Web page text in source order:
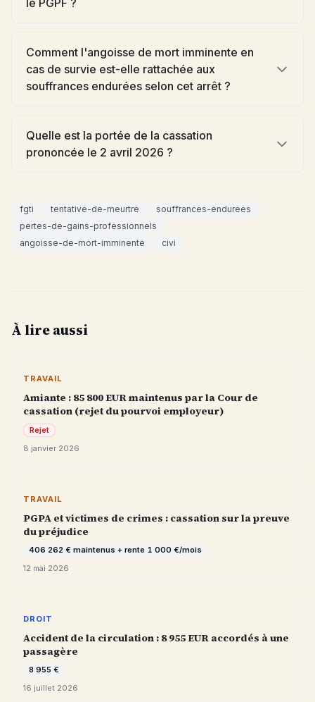
le PGPF ?
Comment l'angoisse de mort imminente en
cas de survie est-elle rattachée aux
souffrances endurées selon cet arrêt ?
Quelle est la portée de la cassation
prononcée le 2 avril 2026 ?
fgti tentative-de-meurtre
souffrances-endurees
pertes-de-gains-professionnels
angoisse-de-mort-imminente
civi
À lire aussi
TRAVAIL
Amiante : 85 800 EUR maintenus par la Cour de
cassation (rejet du pourvoi employeur)
Rejet
8 janvier 2026
TRAVAIL
PGPA et victimes de crimes : cassation sur la preuve
du préjudice
406 262 € maintenus + rente 1 000 €/mois
12 mai 2026
DROIT
Accident de la circulation : 8 955 EUR accordés à une
passagère
8 955 €
16 juillet 2026